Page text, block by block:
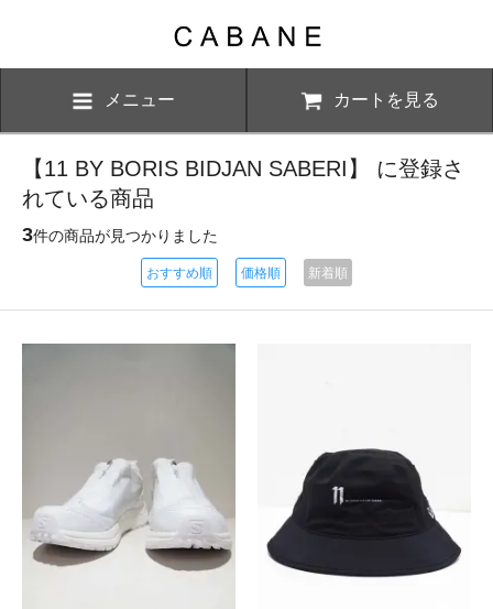
メニュー カートを見る
【11 BY BORIS BIDJAN SABERI】 に登録さ
れている商品
3件の商品が見つかりました
おすすめ順 価格順 新着順